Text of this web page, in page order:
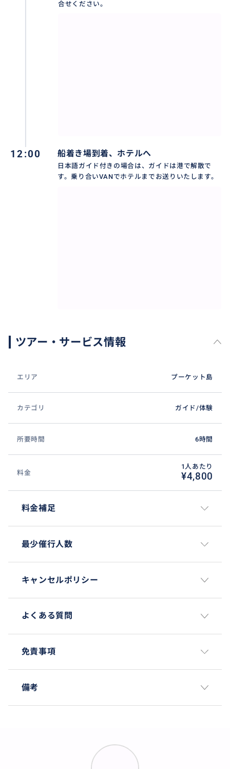
合せください。
12:00 船着き場到着、ホテルへ
日本語ガイド付きの場合は、ガイドは港で解散で
す。乗り合いVANでホテルまでお送りいたします。
ツアー・サービス情報
エリア プーケット島
カテゴリ ガイド/体験
所要時間 6時間
料金
1人あたり
¥4,800
料金補足
最少催行人数
キャンセルポリシー
よくある質問
免責事項
備考